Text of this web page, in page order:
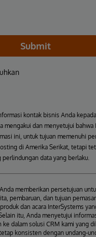
Submit
kontak bisnis Anda
mengakui dan menyetujui bahwa
ini, untuk tujuan memenuhi
di Amerika Serikat, tetapi
data yang berlaku.
memberikan persetujuan
pembaruan, dan tujuan
dan acara InterSystems
itu, Anda menyetujui
ke dalam solusi CRM kami yang
konsisten dengan undang-